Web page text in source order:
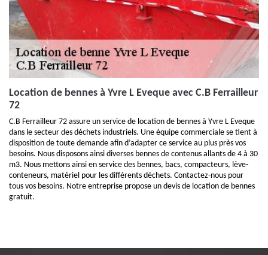
Location de bennes à Yvre L Eveque avec C.B Ferrailleur
72
C.B Ferrailleur 72 assure un service de location de bennes à Yvre L Eveque
dans le secteur des déchets industriels. Une équipe commerciale se tient à
disposition de toute demande afin d’adapter ce service au plus près vos
besoins. Nous disposons ainsi diverses bennes de contenus allants de 4 à 30
m3. Nous mettons ainsi en service des bennes, bacs, compacteurs, lève-
conteneurs, matériel pour les différents déchets. Contactez-nous pour
tous vos besoins. Notre entreprise propose un devis de location de bennes
gratuit.